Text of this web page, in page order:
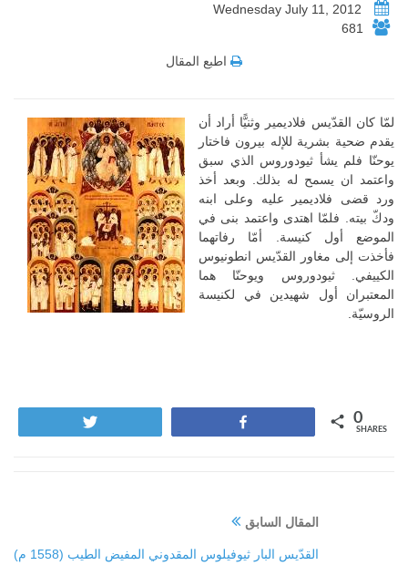
681
اطبع المقال
لمّا كان القدّيس فلاديمير وثنيًّا أراد أن
يقدم ضحية بشرية للإله بيرون فاختار
يوحنّا فلم يشأ ثيودوروس الذي سبق
واعتمد ان يسمح له بذلك. وبعد أخذ
ورد قضى فلاديمير عليه وعلى ابنه
ودكّ بيته. فلمّا اهتدى واعتمد بنى في
الموضع أول كنيسة. أمّا رفاتهما
فأخذت إلى مغاور القدّيس انطونيوس
الكييفي. ثيودوروس ويوحنّا هما
المعتبران أول شهيدين في لكنيسة
الروسيّة.
0
SHARES
المقال السابق
القدّيس البار ثيوفيلوس المقدوني المفيض الطيب (1558 م)